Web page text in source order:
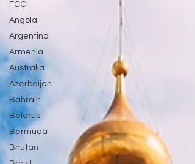
FCC
Angola
Argentina
Armenia
Australia
Azerbaijan
Bahrain
Belarus
Bermuda
Bhutan